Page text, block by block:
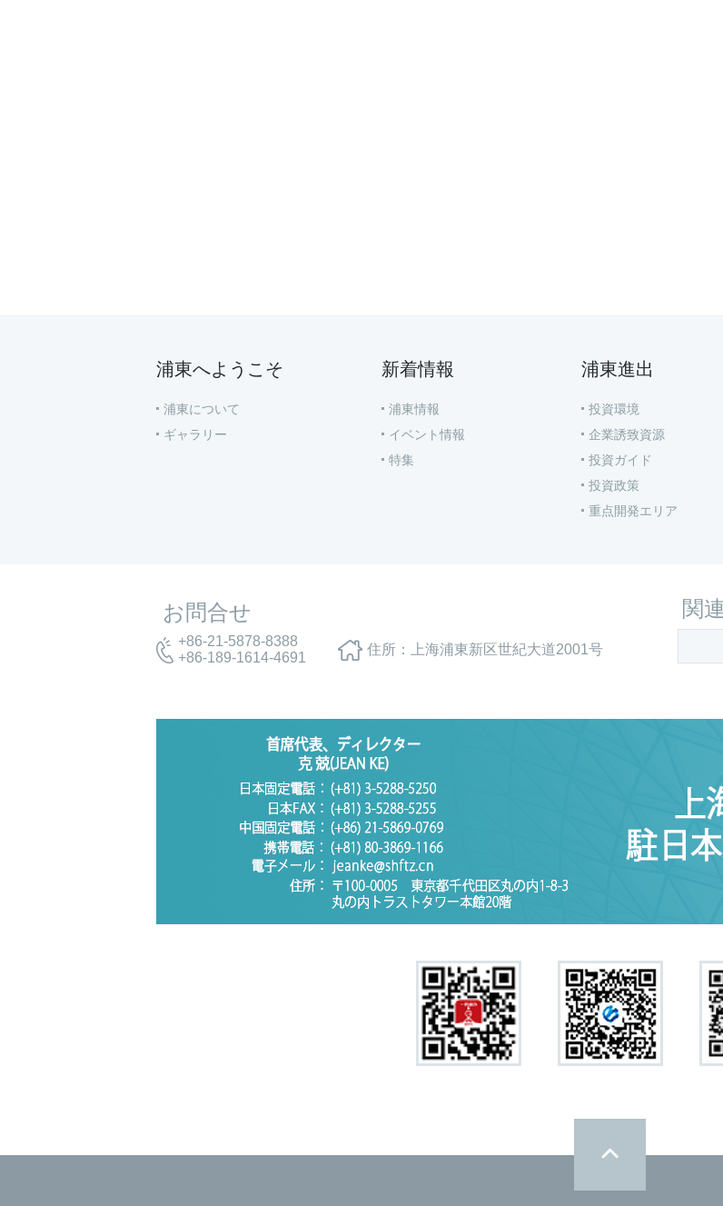
浦東へようこそ
浦東について
ギャラリー
新着情報
浦東情報
イベント情報
特集
浦東進出
投資環境
企業誘致資源
投資ガイド
投資政策
重点開発エリア
お問合せ
+86-21-5878-8388
+86-189-1614-4691
住所：上海浦東新区世紀大道2001号
関